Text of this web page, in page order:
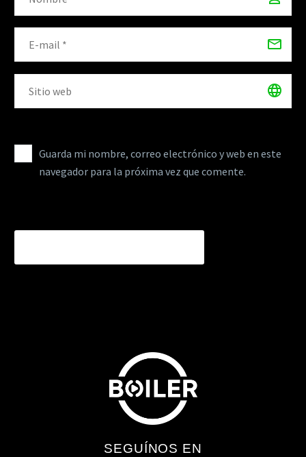
Guarda mi nombre, correo electrónico y web en este
navegador para la próxima vez que comente.
SEGUÍNOS EN